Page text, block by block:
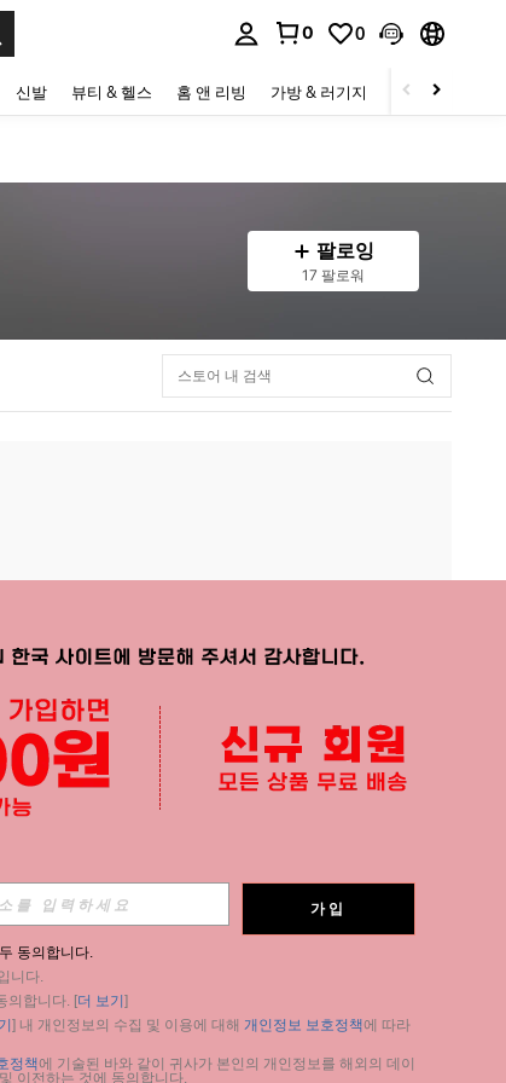
0 0
신발 뷰티 & 헬스 홈 앤 리빙 가방 & 러기지 스포츠 & 아웃
팔로잉
17 팔로워
APP
가입
동의합니다.
니다.
의합니다. [더 보기 ]
] 내 개인정보의 수집 및 이용에 대해 개인정보 보호정책에 따라
정책에 기술된 바와 같이 귀사가 본인의 개인정보를 해외의 데이
이전하는 것에 동의합니다.